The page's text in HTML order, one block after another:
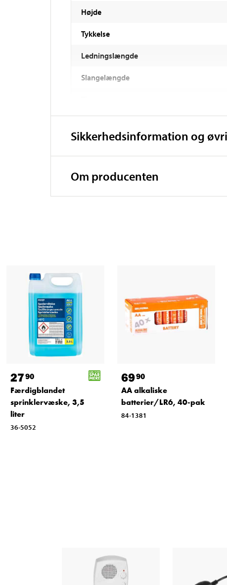
Højde
Tykkelse
Ledningslængde
Slangelængde
Mærkning
Sikkerhedsinformation og
Om producenten
2790
Færdigblandet
sprinklervæske, 3,5
liter
36-5052
6990
AA alkaliske
batterier/LR6, 40-pak
84-1381